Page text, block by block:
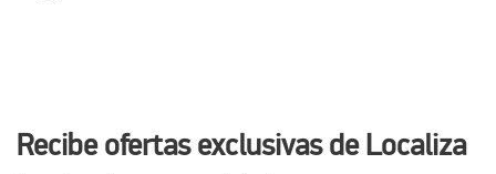
Recibe ofertas exclusivas de Localiza